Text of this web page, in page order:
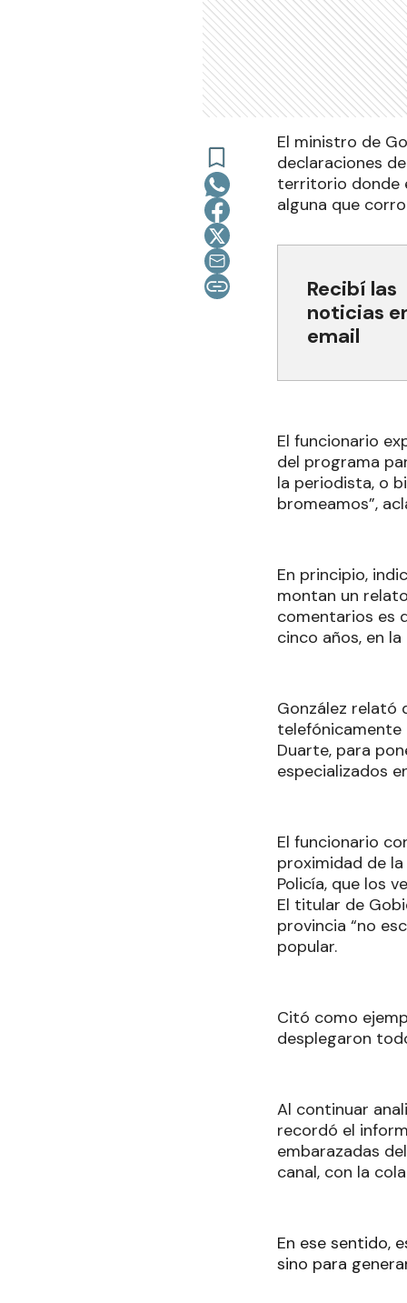
El ministro de
declaraciones
territorio donde
alguna que
Recibí las
noticias
email
El funcionario
del programa
la periodista, o
bromeamos”,
En principio,
montan un
comentarios es
cinco años, en
González relató
telefónicamente
Duarte, para
especializados
El funcionario
proximidad de
Policía, que los
El titular de
provincia “no
popular.
Citó como
desplegaron
Al continuar
recordó el
embarazadas
canal, con la
En ese sentido,
sino para